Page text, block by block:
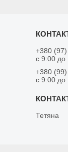
+380
с 9:00 до
+380
с 9:00 до
Тетяна